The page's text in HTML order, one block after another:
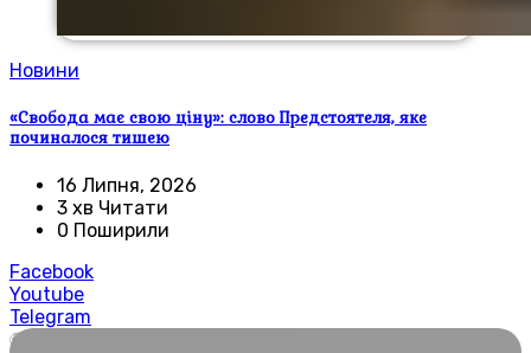
Новини
«Свобода має свою ціну»: слово Предстоятеля, яке
починалося тишею
16 Липня, 2026
3 хв Читати
0 Поширили
Facebook
Youtube
Telegram
🌍